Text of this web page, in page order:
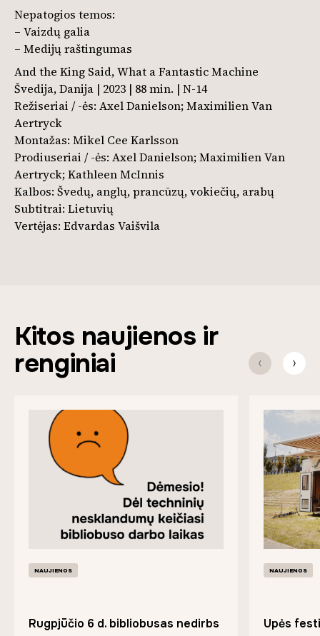
Nepatogios temos:
– Vaizdų galia
– Medijų raštingumas
And the King Said, What a Fantastic Machine
Švedija, Danija | 2023 | 88 min. | N-14
Režiseriai / -ės: Axel Danielson; Maximilien Van
Aertryck
Montažas: Mikel Cee Karlsson
Prodiuseriai / -ės: Axel Danielson; Maximilien Van
Aertryck; Kathleen McInnis
Kalbos: Švedų, anglų, prancūzų, vokiečių, arabų
Subtitrai: Lietuvių
Vertėjas: Edvardas Vaišvila
Kitos naujienos ir
renginiai
NAUJIENOS
Rugpjūčio 6 d. bibliobusas nedirbs
NAUJIENOS
Upės